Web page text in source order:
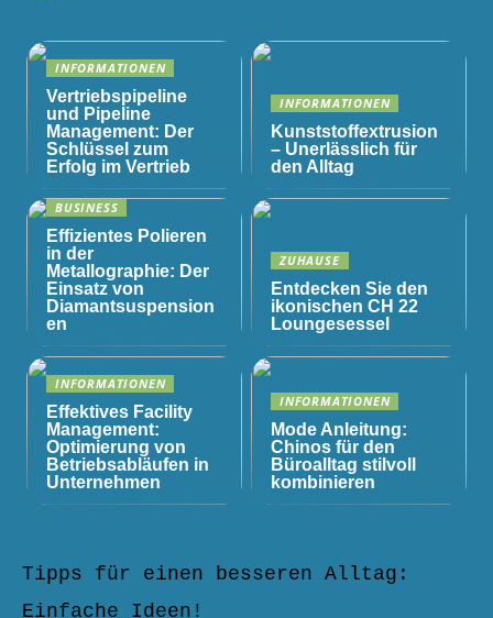
INFORMATIONEN
Vertriebspipeline
und Pipeline
Management: Der
Schlüssel zum
Erfolg im Vertrieb
INFORMATIONEN
Kunststoffextrusion
– Unerlässlich für
den Alltag
BUSINESS
Effizientes Polieren
in der
Metallographie: Der
Einsatz von
Diamantsuspension
en
ZUHAUSE
Entdecken Sie den
ikonischen CH 22
Loungesessel
INFORMATIONEN
Effektives Facility
Management:
Optimierung von
Betriebsabläufen in
Unternehmen
INFORMATIONEN
Mode Anleitung:
Chinos für den
Büroalltag stilvoll
kombinieren
Tipps für einen besseren Alltag:
Einfache Ideen!